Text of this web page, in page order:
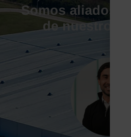
Somos aliados
de nuestros